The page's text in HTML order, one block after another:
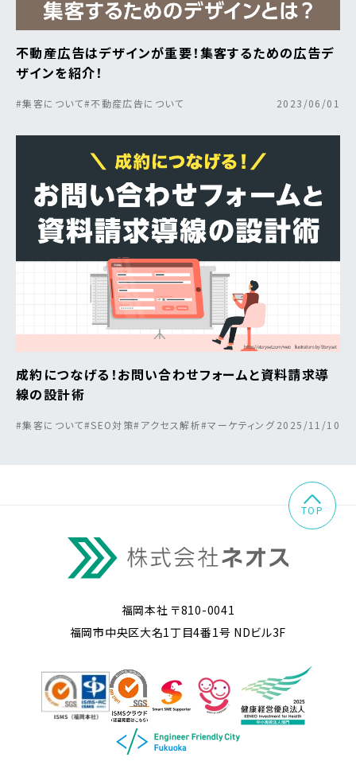
不動産広告はデザインが重要！集客するための広告デ
ザインを紹介！
#集客について#不動産広告について 2023/06/01
成約につなげる！お問い合わせフォームと資料請求導
線の設計術
#集客について#SEO対策#アクセス解析#マーケティング 2025/11/10
福岡本社 〒810-0041
福岡市中央区大名1丁目4番1号 NDビル3F
TOP